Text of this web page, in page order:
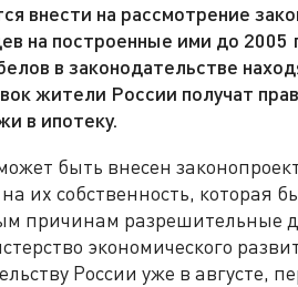
внести на рассмотрение
на построенные ими до 2005
в законодательстве
жители России получат
в ипотеку.
быть внесен
их собственность, которая
причинам разрешительные
экономического
России уже в августе,